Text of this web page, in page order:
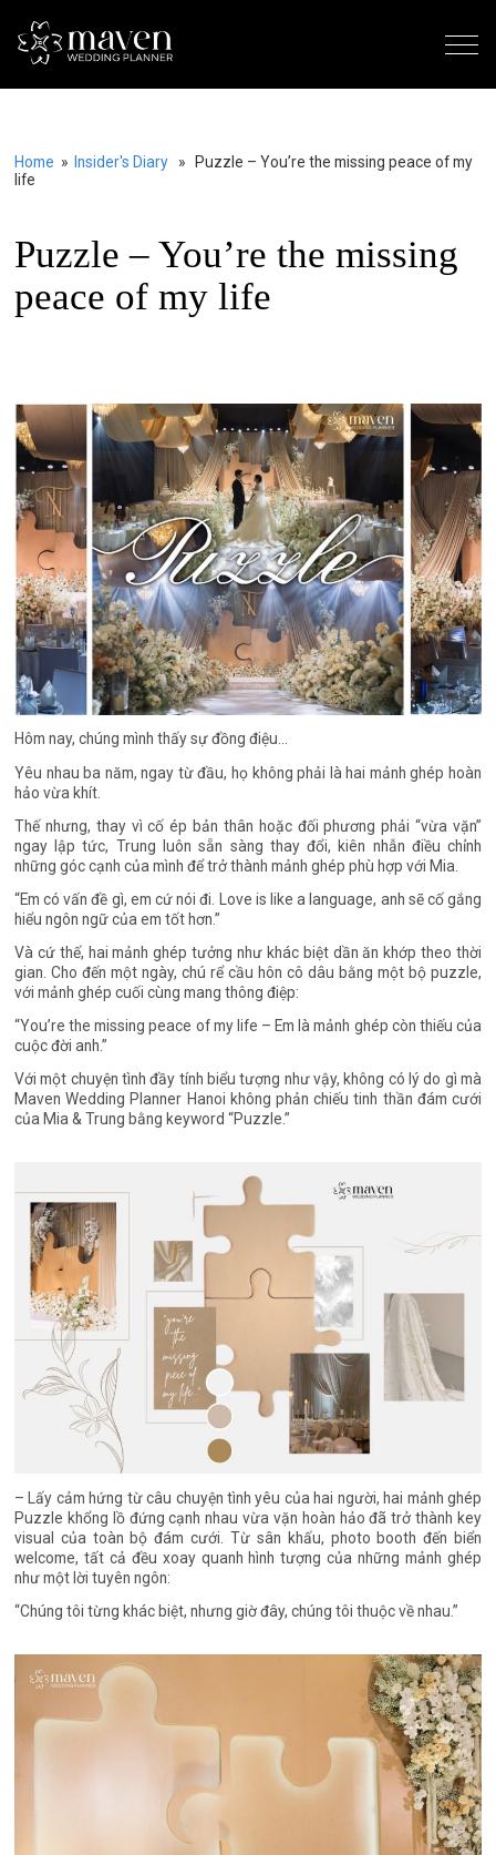
Home » Insider's Diary» Puzzle – You’re the missing peace of my
life
Puzzle – You’re the missing
peace of my life
Hôm nay, chúng mình thấy sự đồng điệu…
Yêu nhau ba năm, ngay từ đầu, họ không phải là hai mảnh ghép hoàn
hảo vừa khít.
Thế nhưng, thay vì cố ép bản thân hoặc đối phương phải “vừa vặn”
ngay lập tức, Trung luôn sẵn sàng thay đổi, kiên nhẫn điều chỉnh
những góc cạnh của mình để trở thành mảnh ghép phù hợp với Mia.
“Em có vấn đề gì, em cứ nói đi. Love is like a language, anh sẽ cố gắng
hiểu ngôn ngữ của em tốt hơn.”
Và cứ thế, hai mảnh ghép tưởng như khác biệt dần ăn khớp theo thời
gian. Cho đến một ngày, chú rể cầu hôn cô dâu bằng một bộ puzzle,
với mảnh ghép cuối cùng mang thông điệp:
“You’re the missing peace of my life – Em là mảnh ghép còn thiếu của
cuộc đời anh.”
Với một chuyện tình đầy tính biểu tượng như vậy, không có lý do gì mà
Maven Wedding Planner Hanoi không phản chiếu tinh thần đám cưới
của Mia & Trung bằng keyword “Puzzle.”
– Lấy cảm hứng từ câu chuyện tình yêu của hai người, hai mảnh ghép
Puzzle khổng lồ đứng cạnh nhau vừa vặn hoàn hảo đã trở thành key
visual của toàn bộ đám cưới. Từ sân khấu, photo booth đến biển
welcome, tất cả đều xoay quanh hình tượng của những mảnh ghép
như một lời tuyên ngôn:
“Chúng tôi từng khác biệt, nhưng giờ đây, chúng tôi thuộc về nhau.”